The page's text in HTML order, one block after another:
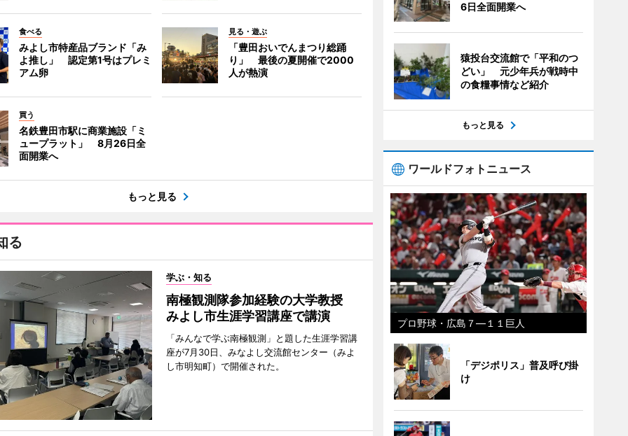
食べる
みよし市特産品ブランド「み
よ推し」 認定第1号はプレミ
アム卵
見る・遊ぶ
「豊田おいでんまつり総踊
り」 最後の夏開催で2000
人が熱演
買う
名鉄豊田市駅に商業施設「ミ
ュープラット」 8月26日全
面開業へ
もっと見る
る
学ぶ・知る
南極観測隊参加経験の大学教授
みよし市生涯学習講座で講演
「みんなで学ぶ南極観測」と題した生涯学習講
座が7月30日、みなよし交流館センター（みよ
し市明知町）で開催された。
6日全面開業へ
猿投台交流館で「平和のつ
どい」 元少年兵が戦時中
の食糧事情など紹介
もっと見る
ワールドフォトニュース
プロ野球・広島７―１１巨人
「デジポリス」普及呼び掛
け